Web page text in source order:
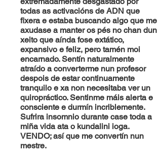
todas as activacións de ADN que
fixera e estaba buscando algo que me
axudase a manter os pés no chan dun
xeito que aínda fose extático,
expansivo e feliz, pero tamén moi
encarnado. Sentín naturalmente
atraído a converterme nun profesor
despois de estar continuamente
tranquilo e xa non necesitaba ver un
quiropráctico. Sentinme máis alerta e
consciente e durmín incriblemente.
Sufrira insomnio durante case toda a
miña vida ata o kundalini ioga.
VENDO; así que me convertín nun
mestre.